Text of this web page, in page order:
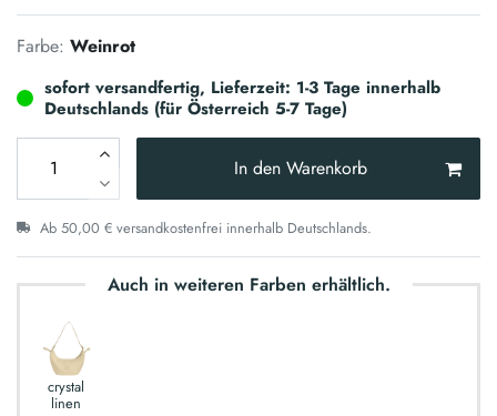
Farbe: Weinrot
sofort versandfertig, Lieferzeit: 1-3 Tage innerhalb
Deutschlands (für Österreich 5-7 Tage)
In den Warenkorb
Ab 50,00 € versandkostenfrei innerhalb Deutschlands.
Auch in weiteren Farben erhältlich.
crystal
linen